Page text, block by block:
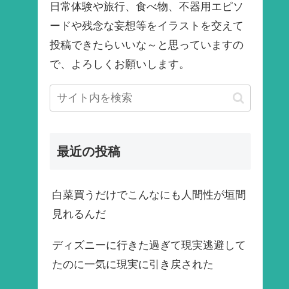
日常体験や旅行、食べ物、不器用エピソ
ードや残念な妄想等をイラストを交えて
投稿できたらいいな～と思っていますの
で、よろしくお願いします。
最近の投稿
白菜買うだけでこんなにも人間性が垣間
見れるんだ
ディズニーに行きた過ぎて現実逃避して
たのに一気に現実に引き戻された